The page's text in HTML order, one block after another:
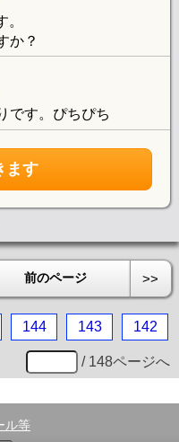
か？
です。ぴちぴち
ます
前のページ >>
144 143 142
/ 148ページへ
ル等